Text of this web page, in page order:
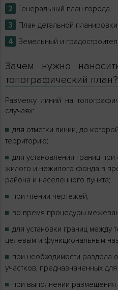
Генеральный план города.
План детальной планировки.
Земельный и
Зачем нужно
топографический план?
Разметку линий на
случаях:
для отметки линии, до
территорию;
для установления границ при
жилого и нежилого фонда в
района и населенного пункта;
при чтении чертежей;
во время процедуры
для установки границ между
целевым и функциональным
при необходимости раздела
участков, предназначенных
при выполнении размещения